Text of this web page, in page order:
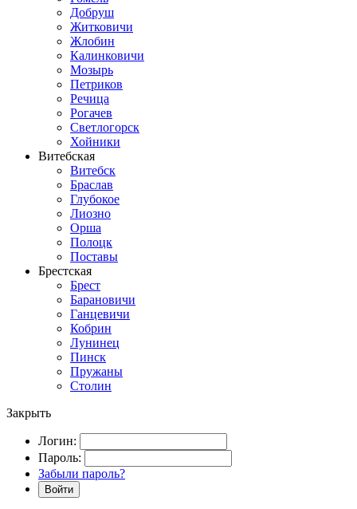
Добруш
Житковичи
Жлобин
Калинковичи
Мозырь
Петриков
Речица
Рогачев
Светлогорск
Хойники
Витебская
Витебск
Браслав
Глубокое
Лиозно
Орша
Полоцк
Поставы
Брестская
Брест
Барановичи
Ганцевичи
Кобрин
Лунинец
Пинск
Пружаны
Столин
Закрыть
Логин:
Пароль:
Забыли пароль?
Войти